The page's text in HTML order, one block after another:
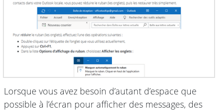
Lorsque vous avez besoin d’autant d’espace que
possible à l’écran pour afficher des messages, des